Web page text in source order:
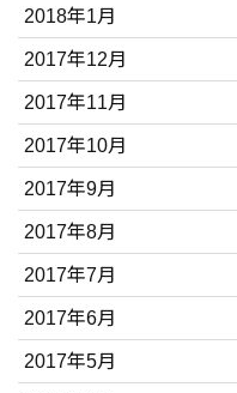
2018年1月
2017年12月
2017年11月
2017年10月
2017年9月
2017年8月
2017年7月
2017年6月
2017年5月